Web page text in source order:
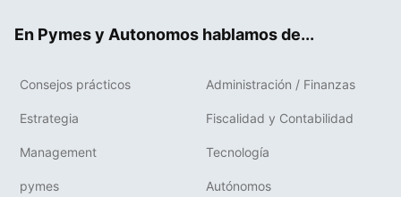
En Pymes y Autonomos hablamos de...
Consejos prácticos Administración / Finanzas
Estrategia Fiscalidad y Contabilidad
Management Tecnología
pymes Autónomos